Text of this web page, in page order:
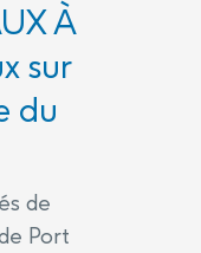
À
sur
du
de
Port